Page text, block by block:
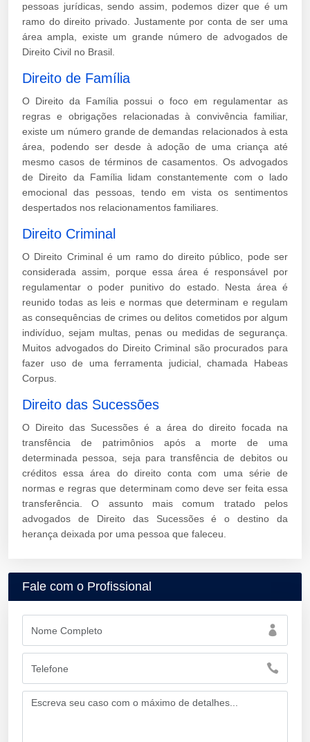
pessoas jurídicas, sendo assim, podemos dizer que é um
ramo do direito privado. Justamente por conta de ser uma
área ampla, existe um grande número de advogados de
Direito Civil no Brasil.
Direito de Família
O Direito da Família possui o foco em regulamentar as
regras e obrigações relacionadas à convivência familiar,
existe um número grande de demandas relacionados à esta
área, podendo ser desde à adoção de uma criança até
mesmo casos de términos de casamentos. Os advogados
de Direito da Família lidam constantemente com o lado
emocional das pessoas, tendo em vista os sentimentos
despertados nos relacionamentos familiares.
Direito Criminal
O Direito Criminal é um ramo do direito público, pode ser
considerada assim, porque essa área é responsável por
regulamentar o poder punitivo do estado. Nesta área é
reunido todas as leis e normas que determinam e regulam
as consequências de crimes ou delitos cometidos por algum
indivíduo, sejam multas, penas ou medidas de segurança.
Muitos advogados do Direito Criminal são procurados para
fazer uso de uma ferramenta judicial, chamada Habeas
Corpus.
Direito das Sucessões
O Direito das Sucessões é a área do direito focada na
transfência de patrimônios após a morte de uma
determinada pessoa, seja para transfência de debitos ou
créditos essa área do direito conta com uma série de
normas e regras que determinam como deve ser feita essa
transferência. O assunto mais comum tratado pelos
advogados de Direito das Sucessões é o destino da
herança deixada por uma pessoa que faleceu.
Fale com o Profissional